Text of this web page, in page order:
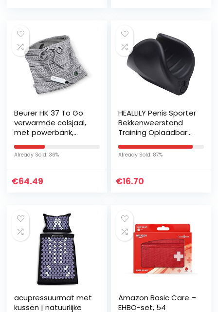
Beurer HK 37 To Go
verwarmde colsjaal,
met powerbank,
onderweg voor de
Already Sold: 36%
€64.49
HEALLILY Penis Sporter
Bekkenweerstand
Training Oplaadbare
Mannelijke
Already Sold: 87%
€16.70
acupressuurmat met
kussen | natuurlijke
Amazon Basic Care –
EHBO-set, 54